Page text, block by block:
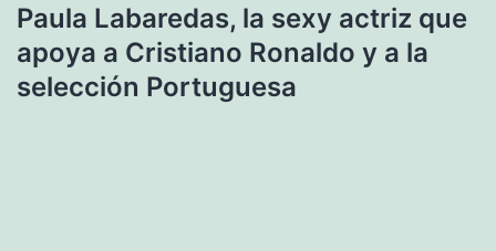
Paula Labaredas, la sexy actriz que
apoya a Cristiano Ronaldo y a la
selección Portuguesa